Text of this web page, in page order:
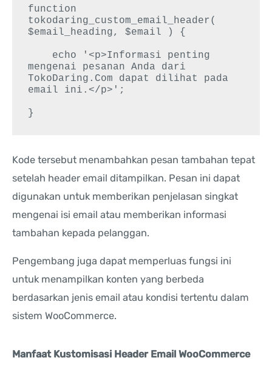
function
tokodaring_custom_email_header(
$email_heading, $email ) {
mengenai pesanan Anda dari
TokoDaring.Com dapat dilihat pada
email ini.</p>';
Kode tersebut menambahkan pesan tambahan tepat
setelah header email ditampilkan. Pesan ini dapat
digunakan untuk memberikan penjelasan singkat
mengenai isi email atau memberikan informasi
tambahan kepada pelanggan.
Pengembang juga dapat memperluas fungsi ini
untuk menampilkan konten yang berbeda
berdasarkan jenis email atau kondisi tertentu dalam
sistem WooCommerce.
Manfaat Kustomisasi Header Email WooCommerce